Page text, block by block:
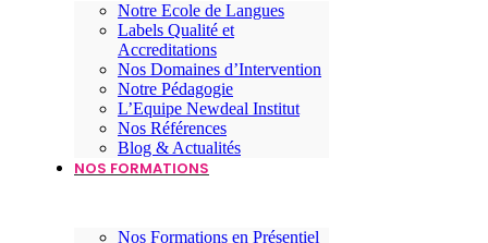
Notre Ecole de Langues
Labels Qualité et
Accreditations
Nos Domaines d’Intervention
Notre Pédagogie
L’Equipe Newdeal Institut
Nos Références
Blog & Actualités
NOS FORMATIONS
Nos Formations en Présentiel